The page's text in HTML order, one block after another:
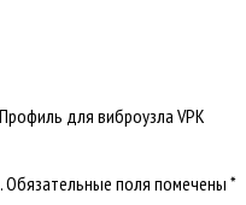
для виброузла VPK
Обязательные поля помечены *